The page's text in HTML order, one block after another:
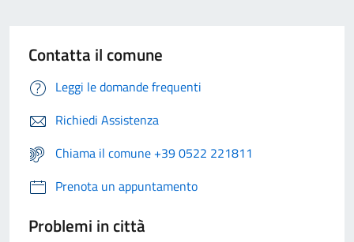
Contatta il comune
Leggi le domande frequenti
Richiedi Assistenza
Chiama il comune +39 0522 221811
Prenota un appuntamento
Problemi in città